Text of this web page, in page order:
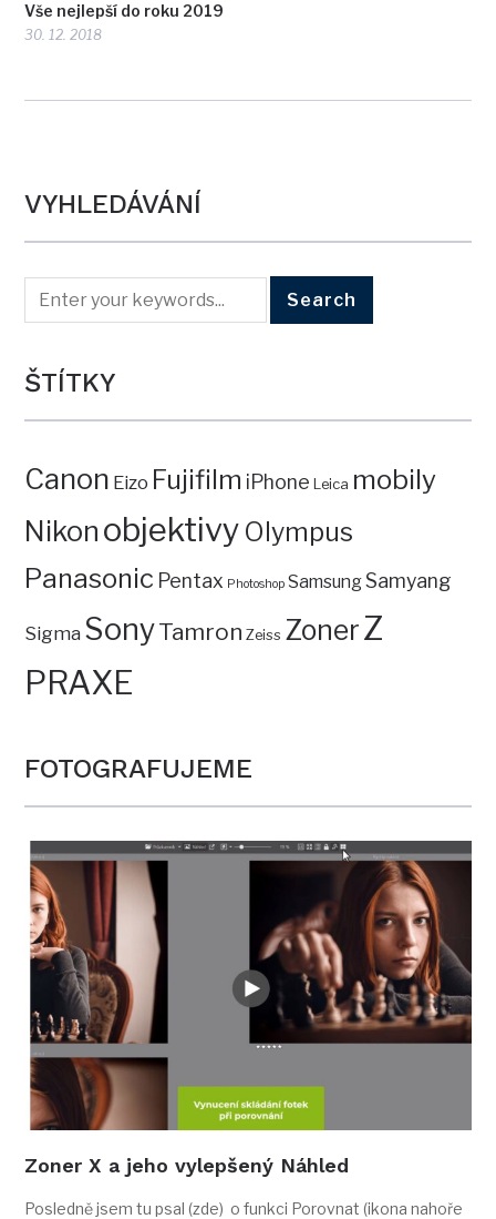
Vše nejlepší do roku 2019
30. 12. 2018
VYHLEDÁVÁNÍ
ŠTÍTKY
Canon Eizo Fujifilm iPhone Leica mobily
Nikon objektivy Olympus
Panasonic Pentax Photoshop SamsungSamyang
Sigma SonyTamron Zeiss ZonerZ
PRAXE
FOTOGRAFUJEME
Zoner X a jeho vylepšený Náhled
Posledně jsem tu psal (zde) o funkci Porovnat (ikona nahoře